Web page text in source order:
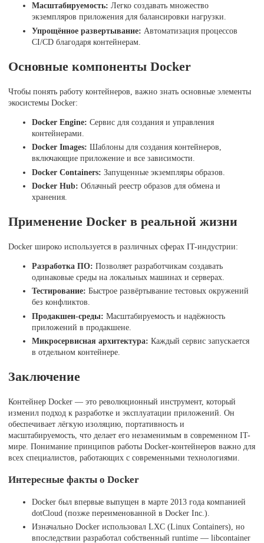
Масштабируемость: Легко создавать множество
экземпляров приложения для балансировки нагрузки.
Упрощённое развертывание: Автоматизация процессов
CI/CD благодаря контейнерам.
Основные компоненты Docker
Чтобы понять работу контейнеров, важно знать основные элементы
экосистемы Docker:
Docker Engine: Сервис для создания и управления
контейнерами.
Docker Images: Шаблоны для создания контейнеров,
включающие приложение и все зависимости.
Docker Containers: Запущенные экземпляры образов.
Docker Hub: Облачный реестр образов для обмена и
хранения.
Применение Docker в реальной жизни
Docker широко используется в различных сферах IT-индустрии:
Разработка ПО: Позволяет разработчикам создавать
одинаковые среды на локальных машинах и серверах.
Тестирование: Быстрое развёртывание тестовых окружений
без конфликтов.
Продакшен-среды: Масштабируемость и надёжность
приложений в продакшене.
Микросервисная архитектура: Каждый сервис запускается
в отдельном контейнере.
Заключение
Контейнер Docker — это революционный инструмент, который
изменил подход к разработке и эксплуатации приложений. Он
обеспечивает лёгкую изоляцию, портативность и
масштабируемость, что делает его незаменимым в современном IT-
мире. Понимание принципов работы Docker-контейнеров важно для
всех специалистов, работающих с современными технологиями.
Интересные факты о Docker
Docker был впервые выпущен в марте 2013 года компанией
dotCloud (позже переименованной в Docker Inc.).
Изначально Docker использовал LXC (Linux Containers), но
впоследствии разработал собственный runtime — libcontainer